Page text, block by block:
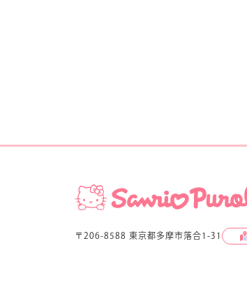
〒206-8588 東京都多摩市落合1-31